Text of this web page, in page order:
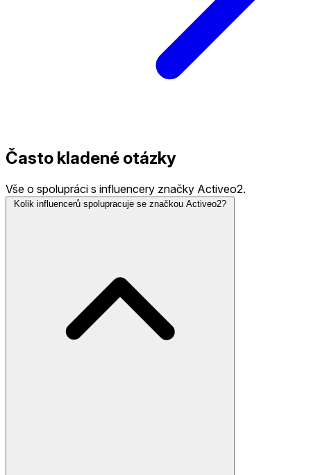
Často kladené otázky
Vše o spolupráci s influencery značky Activeo2.
Kolik influencerů spolupracuje se značkou Activeo2?